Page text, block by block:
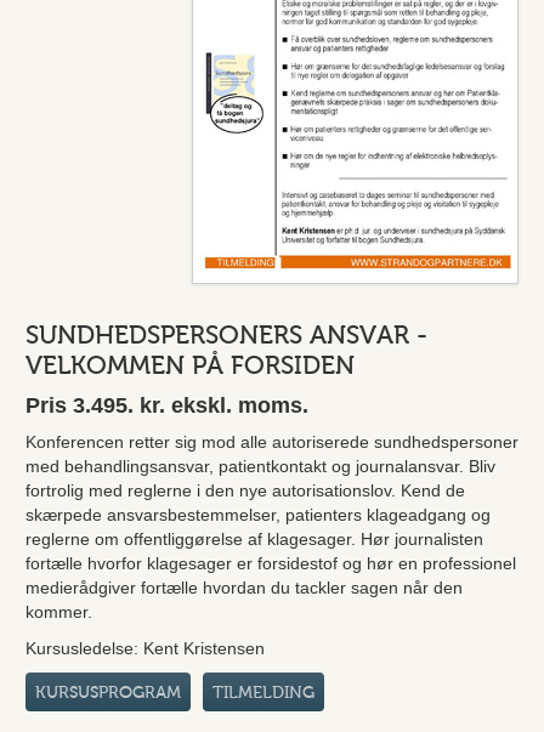
SUNDHEDSPERSONERS ANSVAR -
VELKOMMEN PÅ FORSIDEN
Pris 3.495. kr. ekskl. moms.
Konferencen retter sig mod alle autoriserede sundhedspersoner
med behandlingsansvar, patientkontakt og journalansvar. Bliv
fortrolig med reglerne i den nye autorisationslov. Kend de
skærpede ansvarsbestemmelser, patienters klageadgang og
reglerne om offentliggørelse af klagesager. Hør journalisten
fortælle hvorfor klagesager er forsidestof og hør en professionel
medierådgiver fortælle hvordan du tackler sagen når den
kommer.
Kursusledelse: Kent Kristensen
KURSUSPROGRAM TILMELDING